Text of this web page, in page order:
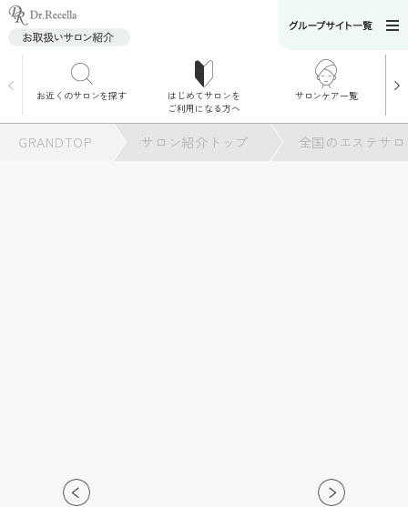
お近くのサロンを探す
はじめてサロンを
ご利用になる方へ
サロンケア一覧
ュー
施術別で探す
お悩み別で探す
ト
GRANDTOP サロン紹介トップ 全国のエステサ